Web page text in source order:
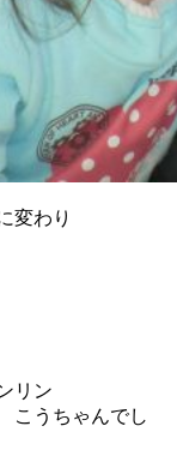
変わり
リン
こうちゃんでし